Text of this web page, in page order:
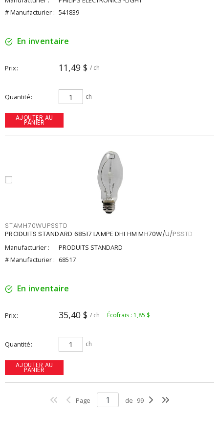
# Manufacturier : 541839
En inventaire
Prix 11,49 $ / ch
Quantité ch
AJOUTER AU
PANIER
STAMH70WUPSSTD
PRODUITS STANDARD 68517 LAMPE DHI HM MH70W/U/PSSTD
Manufacturier :
PRODUITS STANDARD
# Manufacturier : 68517
En inventaire
Prix 35,40 $ / ch Écofrais : 1,85 $
Quantité ch
AJOUTER AU
PANIER
Page de 99